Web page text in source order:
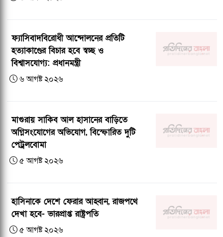
ফ্যাসিবাদবিরোধী আন্দোলনের প্রতিটি
হত্যাকাণ্ডের বিচার হবে স্বচ্ছ ও
বিশ্বাসযোগ্য: প্রধানমন্ত্রী
৬ আগষ্ট ২০২৬
মাগুরায় সাকিব আল হাসানের বাড়িতে
অগ্নিসংযোগের অভিযোগ, বিস্ফোরিত দুটি
পেট্রলবোমা
৫ আগষ্ট ২০২৬
হাসিনাকে দেশে ফেরার আহ্বান, রাজপথে
দেখা হবে- ভারপ্রাপ্ত রাষ্ট্রপতি
৫ আগষ্ট ২০২৬